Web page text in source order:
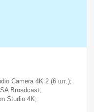
Camera 4K 2 (6 шт .);
Broadcast;
Studio 4K;